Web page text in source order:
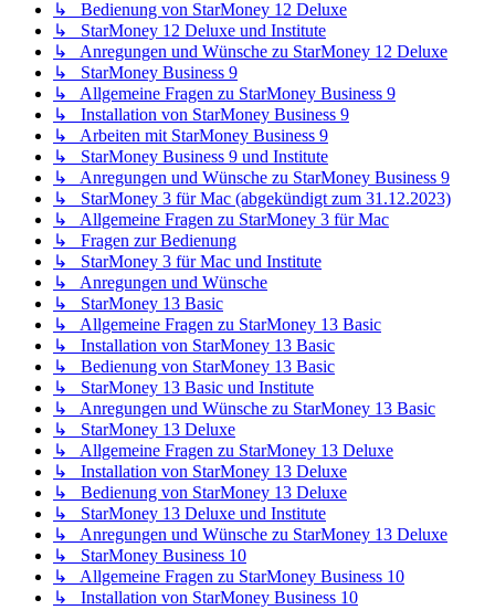
↳ Bedienung von StarMoney 12 Deluxe
↳ StarMoney 12 Deluxe und Institute
↳ Anregungen und Wünsche zu StarMoney 12 Deluxe
↳ StarMoney Business 9
↳ Allgemeine Fragen zu StarMoney Business 9
↳ Installation von StarMoney Business 9
↳ Arbeiten mit StarMoney Business 9
↳ StarMoney Business 9 und Institute
↳ Anregungen und Wünsche zu StarMoney Business 9
↳ StarMoney 3 für Mac (abgekündigt zum 31.12.2023)
↳ Allgemeine Fragen zu StarMoney 3 für Mac
↳ Fragen zur Bedienung
↳ StarMoney 3 für Mac und Institute
↳ Anregungen und Wünsche
↳ StarMoney 13 Basic
↳ Allgemeine Fragen zu StarMoney 13 Basic
↳ Installation von StarMoney 13 Basic
↳ Bedienung von StarMoney 13 Basic
↳ StarMoney 13 Basic und Institute
↳ Anregungen und Wünsche zu StarMoney 13 Basic
↳ StarMoney 13 Deluxe
↳ Allgemeine Fragen zu StarMoney 13 Deluxe
↳ Installation von StarMoney 13 Deluxe
↳ Bedienung von StarMoney 13 Deluxe
↳ StarMoney 13 Deluxe und Institute
↳ Anregungen und Wünsche zu StarMoney 13 Deluxe
↳ StarMoney Business 10
↳ Allgemeine Fragen zu StarMoney Business 10
↳ Installation von StarMoney Business 10